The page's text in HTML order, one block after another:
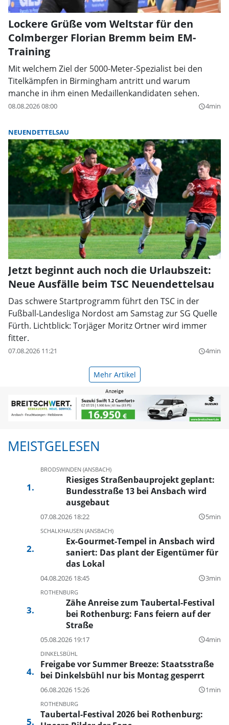
Lockere Grüße vom Weltstar für den
Colmberger Florian Bremm beim EM-
Training
Mit welchem Ziel der 5000-Meter-Spezialist bei den
Titelkämpfen in Birmingham antritt und warum
manche in ihm einen Medaillenkandidaten sehen.
08.08.2026 08:00 query_builder4min
NEUENDETTELSAU
Jetzt beginnt auch noch die Urlaubszeit:
Neue Ausfälle beim TSC Neuendettelsau
Das schwere Startprogramm führt den TSC in der
Fußball-Landesliga Nordost am Samstag zur SG Quelle
Fürth. Lichtblick: Torjäger Moritz Ortner wird immer
fitter.
07.08.2026 11:21 query_builder4min
Mehr Artikel
MEISTGELESEN
BRODSWINDEN (ANSBACH)
Riesiges Straßenbauprojekt geplant:
Bundesstraße 13 bei Ansbach wird
ausgebaut
07.08.2026 18:22 query_builder5min
SCHALKHAUSEN (ANSBACH)
Ex-Gourmet-Tempel in Ansbach wird
saniert: Das plant der Eigentümer für
das Lokal
04.08.2026 18:45 query_builder3min
ROTHENBURG
Zähe Anreise zum Taubertal-Festival
bei Rothenburg: Fans feiern auf der
Straße
05.08.2026 19:17 query_builder4min
DINKELSBÜHL
Freigabe vor Summer Breeze: Staatsstraße
bei Dinkelsbühl nur bis Montag gesperrt
06.08.2026 15:26 query_builder1min
ROTHENBURG
Taubertal-Festival 2026 bei Rothenburg: